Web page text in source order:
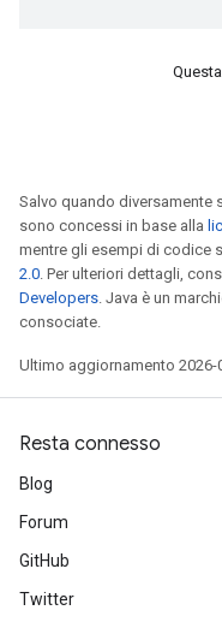
Salvo quando diversamente
sono concessi in base alla
mentre gli esempi di codice
2.0. Per ulteriori dettagli,
Developers. Java è un
consociate.
Ultimo aggiornamento 2026-
Resta connesso
Blog
Forum
GitHub
Twitter